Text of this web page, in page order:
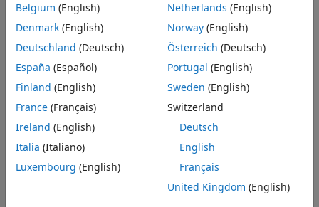
标识 Stateflow®对象中应用于无符号整数的一元减法运算。
禁止对 Stateflow 对象中的无符号整数执行一元减法运算。
此检查需要Simulink 和 Stateflow 许可证。
检查参数化
此检查不包括子检查，因为 MAB 建模规范仅提供一个子 ID。
作为参考，NA-MAAB 和 JMAAB 建模标准组织建议使用的 MAB
规范子 ID 为：
Belgium (English)
Denmark (English)
Deutschland (Deutsch)
España (Español)
Finland (English)
France (Français)
Ireland (English)
Italia (Italiano)
Luxembourg (English)
Netherlands (English)
Norway(English)
Österreich (Deutsch)
Portugal (English)
Sweden (English)
Switzerland
Deutsch
English
Français
United Kingdom (English)